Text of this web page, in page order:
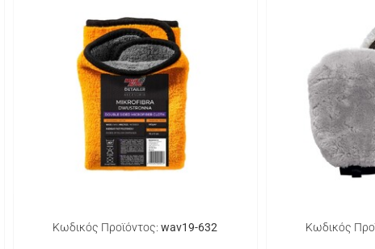
Κωδικός Προϊόντος: wav19-632 Κωδικός